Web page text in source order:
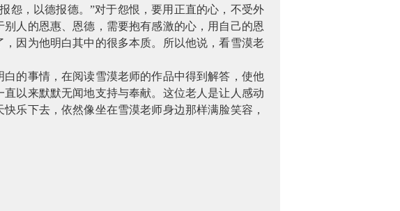
怨，以德报德。”对于怨恨，要用正直的心，不受外
人的恩惠、恩德，需要抱有感激的心，用自己的恩
因为他明白其中的很多本质。所以他说，看雪漠老
的事情，在阅读雪漠老师的作品中得到解答，使他
以来默默无闻地支持与奉献。这位老人是让人感动
乐下去，依然像坐在雪漠老师身边那样满脸笑容，